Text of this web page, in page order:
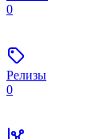
0
Релизы
0